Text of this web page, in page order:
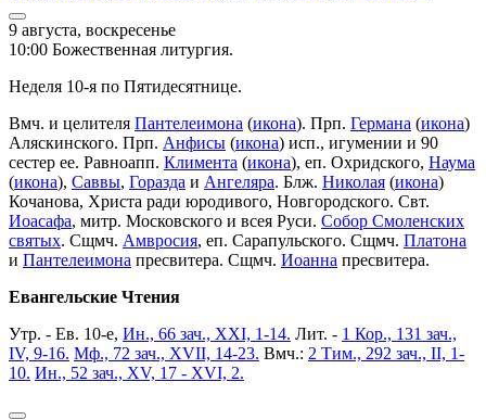
9 августа, воскресенье
10:00 Божественная литургия.
Неделя 10-я по Пятидесятнице.
Вмч. и целителя Пантелеимона (икона). Прп. Германа (икона)
Аляскинского. Прп. Анфисы (икона) исп., игумении и 90
сестер ее. Равноапп. Климента (икона), еп. Охридского, Наума
(икона), Саввы, Горазда и Ангеляра. Блж. Николая (икона)
Кочанова, Христа ради юродивого, Новгородского. Свт.
Иоасафа, митр. Московского и всея Руси. Собор Смоленских
святых. Сщмч. Амвросия, еп. Сарапульского. Сщмч. Платона
и Пантелеимона пресвитера. Сщмч. Иоанна пресвитера.
Евангельские Чтения
Утр. - Ев. 10-е, Ин., 66 зач., XXI, 1-14. Лит. - 1 Кор., 131 зач.,
IV, 9-16. Мф., 72 зач., XVII, 14-23. Вмч.: 2 Тим., 292 зач., II, 1-
10. Ин., 52 зач., XV, 17 - XVI, 2.